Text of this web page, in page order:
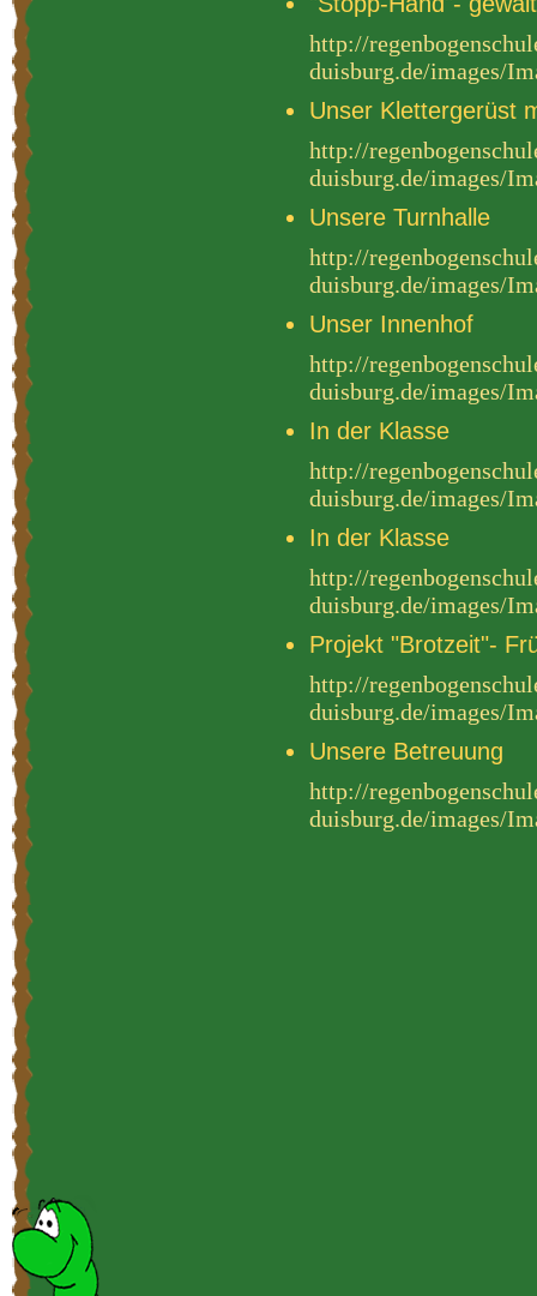
http://
duisburg.de/images/
Unser Klettergerüst
http://
duisburg.de/images/
Unsere Turnhalle
http://
duisburg.de/images/
Unser Innenhof
http://
duisburg.de/images/
In der Klasse
http://
duisburg.de/images/
In der Klasse
http://
duisburg.de/images/
Projekt "Brotzeit"-
http://
duisburg.de/images/
Unsere Betreuung
http://
duisburg.de/images/